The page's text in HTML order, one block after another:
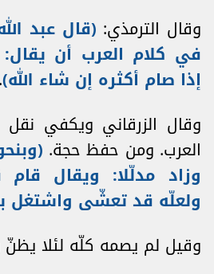
وقال الترمذي: (قال عبد
في كلام العرب أن
إذا صام أكثره إن شاء الله).
وقال الزرقاني ويكفي نقل
العرب. ومن حفظ حجة. (
وزاد مدلّلا: ويقال قام
ولعلّه قد تعشّى واشتغل
وقيل لم يصمه كلّه لئلا يظنّ